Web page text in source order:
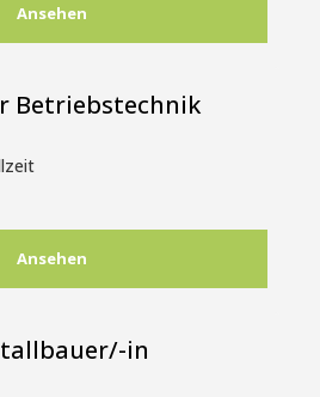
Ansehen
Betriebstechnik
Ansehen
in